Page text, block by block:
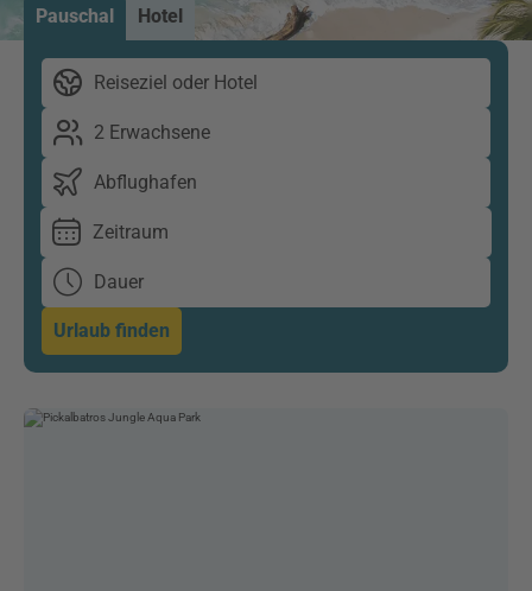
Pauschal Hotel
Reiseziel oder Hotel
2 Erwachsene
Abflughafen
Zeitraum
Dauer
Urlaub finden